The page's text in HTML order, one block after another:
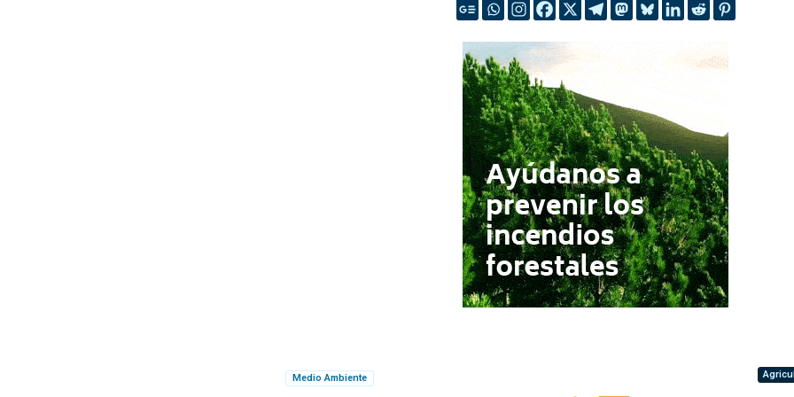
Medio Ambiente